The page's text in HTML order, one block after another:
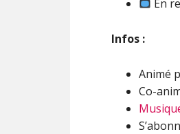
En
Infos :
Animé
Co-